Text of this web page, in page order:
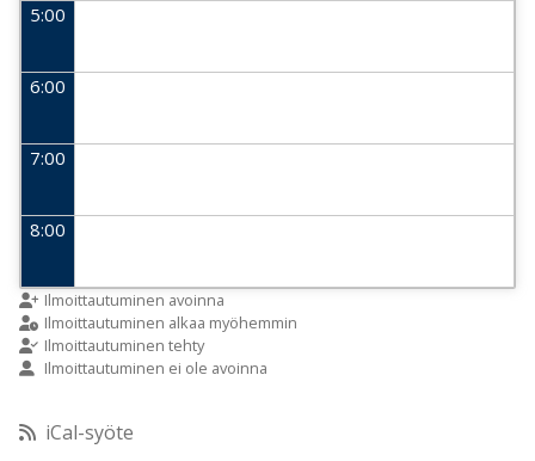
5:00
6:00
7:00
8:00
9:00
10:00
11:00
Ilmoittautuminen avoinna
Ilmoittautuminen alkaa myöhemmin
Ilmoittautuminen tehty
Ilmoittautuminen ei ole avoinna
iCal-syöte